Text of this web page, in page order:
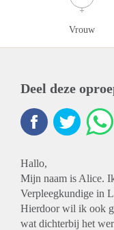
Vrouw
Deel deze
Hallo,
Mijn naam is Alice.
Verpleegkundige in
Hierdoor wil ik ook
wat dichterbij het